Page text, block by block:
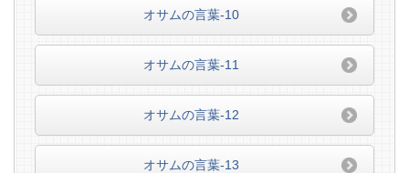
オサムの言葉-10
オサムの言葉-11
オサムの言葉-12
オサムの言葉-13